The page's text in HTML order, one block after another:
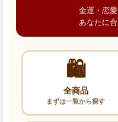
金運・恋
あなたに
🛍️
全商品
まずは一覧から探す